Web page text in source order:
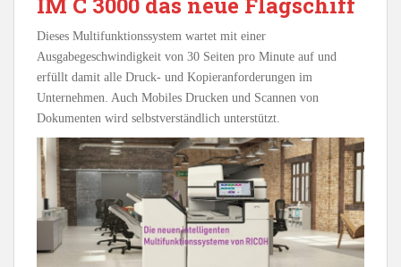
Dieses Multifunktionssystem wartet mit einer
Ausgabegeschwindigkeit von 30 Seiten pro Minute auf und
erfüllt damit alle Druck- und Kopieranforderungen im
Unternehmen. Auch Mobiles Drucken und Scannen von
Dokumenten wird selbstverständlich unterstützt.